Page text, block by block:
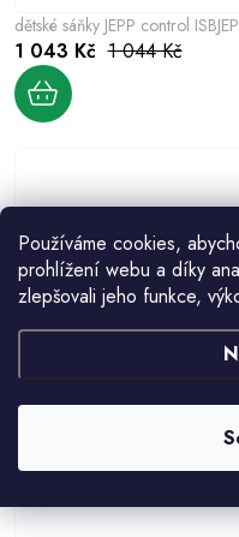
Používáme cookies,
prohlížení webu a díky
zlepšovali jeho funkce,
dětské sáňky JEPP control
1 043 Kč 1 044 Kč
dětské boby LITTLE SEAL
820 Kč